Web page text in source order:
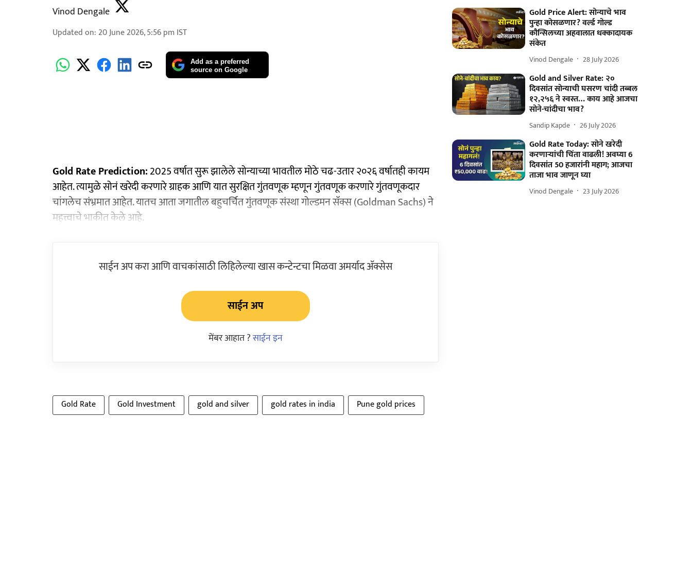
Vinod Dengale
Updated on: 20 June 2026, 5:56 pm IST
Add as a preferred
source on Google
Gold Rate Prediction:2025 वर्षात सुरू झालेले सोन्याच्या भावतील मोठे चढ-उतार २०२६ वर्षातही कायम
आहेत. त्यामुळे सोनं खरेदी करणारे ग्राहक आणि यात सुरक्षित गुंतवणूक म्हणून गुंतवणूक करणारे गुंतवणूकदार
चांगलेच संभ्रमात आहेत. यातच आता जगातील बहुचर्चित गुंतवणूक संस्था गोल्डमन सॅक्स (Goldman Sachs) ने
महत्त्वाचे भाकीत केले आहे.
साईन अप करा आणि वाचकांसाठी लिहिलेल्या खास कन्टेन्टचा मिळवा अमर्याद ॲक्सेस
साईन अप
मेंबर आहात ?साईन इन
Gold Rate Gold Investment gold and silver gold rates in india Pune gold prices
Gold Price Alert: सोन्याचे भाव
पुन्हा कोसळणार? वर्ल्ड गोल्ड
कौन्सिलच्या अहवालात धक्कादायक
संकेत
Vinod Dengale 28 July 2026
Gold and Silver Rate: २०
दिवसांत सोन्याची घसरण चांदी तब्बल
१२,२५६ ने स्वस्त… काय आहे आजचा
सोने-चांदीचा भाव?
Sandip Kapde 26 July 2026
Gold Rate Today: सोने खरेदी
करणाऱ्यांची चिंता वाढली! अवघ्या 6
दिवसांत 50 हजारांनी महाग; आजचा
ताजा भाव जाणून घ्या
Vinod Dengale 23 July 2026